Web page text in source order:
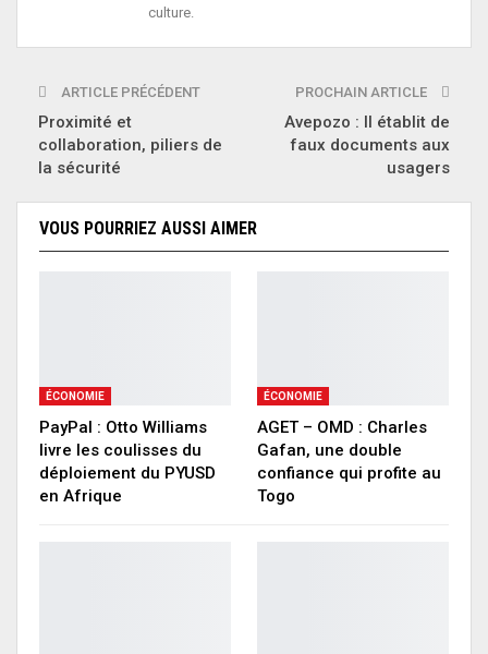
culture.
ARTICLE PRÉCÉDENT
Proximité et
collaboration, piliers de
la sécurité
PROCHAIN ARTICLE
Avepozo : Il établit de
faux documents aux
usagers
VOUS POURRIEZ AUSSI AIMER
ÉCONOMIE
PayPal : Otto Williams
livre les coulisses du
déploiement du PYUSD
en Afrique
ÉCONOMIE
AGET – OMD : Charles
Gafan, une double
confiance qui profite au
Togo